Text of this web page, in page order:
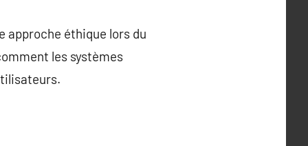
approche éthique lors du
les systèmes